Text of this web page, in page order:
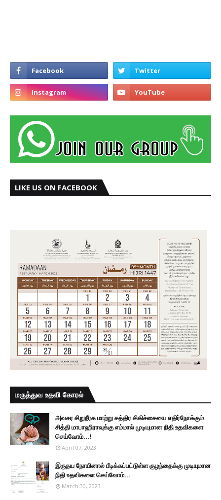
LIKE US ON FACEBOOK
மருத்துவ உதவி கோரல்
அவசர சிறுநீரக மாற்று சத்திர சிகிச்சையை எதிர்நோக்கும்
சித்தி மாபாஹிராவுக்கு எம்மால் முடியுமான நிதி உதவிகளை
செய்வோம்...!
April 07, 2023
இருதய நோயினால் பீடிக்கப்பட்டுள்ள குழந்தைக்கு முடியுமான
நிதி உதவிகளை செய்வோம்...
March 30, 2023